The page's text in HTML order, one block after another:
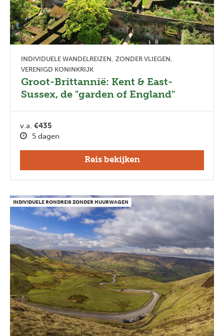
INDIVIDUELE WANDELREIZEN ZONDER VLIEGEN
VERENIGD KONINKRIJK
Groot-Brittannië: Kent & East-
Sussex, de "garden of England"
v.a. €435
5 dagen
Reis bekijken
INDIVIDUELE RONDREIS ZONDER HUURWAGEN